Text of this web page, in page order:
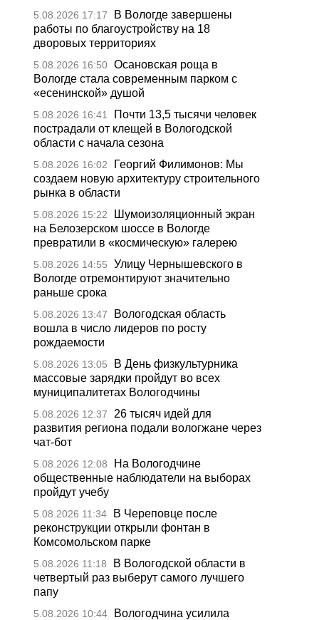
5.08.2026 17:17
В Вологде завершены
работы по благоустройству на 18
дворовых территориях
5.08.2026 16:50 Осановская роща в
Вологде стала современным парком с
«есенинской» душой
5.08.2026 16:41
Почти 13,5 тысячи человек
пострадали от клещей в Вологодской
области с начала сезона
5.08.2026 16:02
Георгий Филимонов: Мы
создаем новую архитектуру строительного
рынка в области
5.08.2026 15:22
Шумоизоляционный экран
на Белозерском шоссе в Вологде
превратили в «космическую» галерею
5.08.2026 14:55
Улицу Чернышевского в
Вологде отремонтируют значительно
раньше срока
5.08.2026 13:47
Вологодская область
вошла в число лидеров по росту
рождаемости
5.08.2026 13:05
В День физкультурника
массовые зарядки пройдут во всех
муниципалитетах Вологодчины
5.08.2026 12:37
26 тысяч идей для
развития региона подали вологжане через
чат-бот
5.08.2026 12:08
На Вологодчине
общественные наблюдатели на выборах
пройдут учебу
5.08.2026 11:34
В Череповце после
реконструкции открыли фонтан в
Комсомольском парке
5.08.2026 11:18
В Вологодской области в
четвертый раз выберут самого лучшего
папу
5.08.2026 10:44
Вологодчина усилила